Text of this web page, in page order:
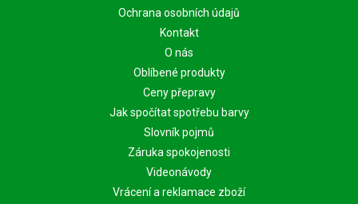
Ochrana osobních údajů
Kontakt
O nás
Oblíbené produkty
Ceny přepravy
Jak spočítat spotřebu barvy
Slovník pojmů
Záruka spokojenosti
Videonávody
Vrácení a reklamace zboží